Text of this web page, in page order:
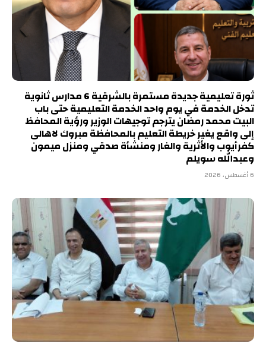
ثورة تعليمية جديدة مستمرة بالشرقية 6 مدارس ثانوية
تدخل الخدمة في يوم واحد الخدمة التعليمية حتى باب
البيت محمد رمضان يترجم توجيهات الوزير ورؤية المحافظ
إلى واقع يغير خريطة التعليم بالمحافظة مبروك لاهالى
كفرأيوب والأثرية والغار ومنشأة صدقي ومنزل ميمون
وعبدالله سويلم
6 أغسطس، 2026